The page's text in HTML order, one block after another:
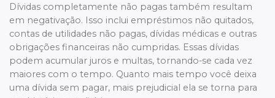
Dívidas completamente não pagas também resultam
em negativação. Isso inclui empréstimos não quitados,
contas de utilidades não pagas, dívidas médicas e outras
obrigações financeiras não cumpridas. Essas dívidas
podem acumular juros e multas, tornando-se cada vez
maiores com o tempo. Quanto mais tempo você deixa
uma dívida sem pagar, mais prejudicial ela se torna para